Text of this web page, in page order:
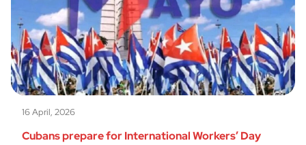
16 April, 2026
Cubans prepare for International Workers’ Day